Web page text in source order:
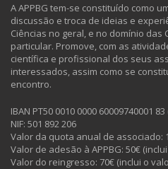
A APPBG tem-se constituído como
discussão e troca de ideias e
Ciências no geral, e no domínio das
particular. Promove, com as
científica e profissional dos seus
interessados, assim como se
encontro.
IBAN PT50 0010 0000 60009740001
NIF: 501 892 206
Valor da quota anual de associado:
Valor de adesão à APPBG: 50€
Valor do reingresso: 70€ (inclui o